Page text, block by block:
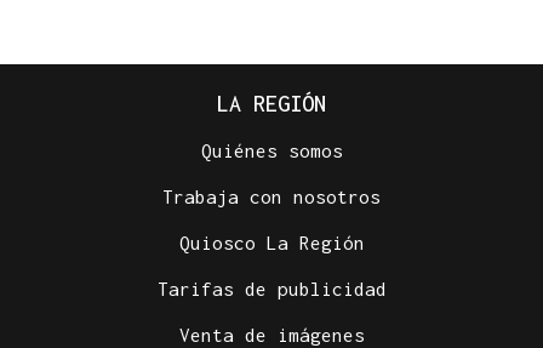
LA REGIÓN
Quiénes somos
Trabaja con nosotros
Quiosco La Región
Tarifas de publicidad
Venta de imágenes